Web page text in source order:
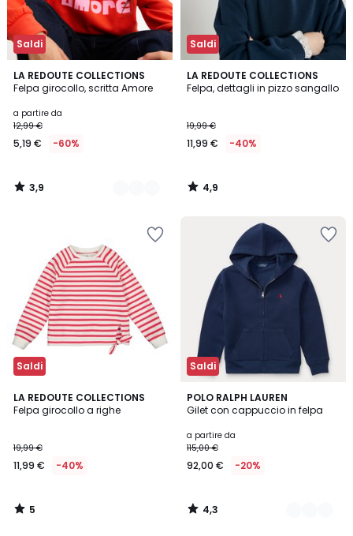
Saldi
LA REDOUTE COLLECTIONS
Felpa girocollo, scritta Amore
a partire da
12,99 €
5,19 € -60%
3,9
/ 5
2
Colori
3,9
/
Saldi
LA REDOUTE COLLECTIONS
Felpa, dettagli in pizzo sangallo
19,99 €
11,99 € -40%
4,9
/ 5
4,9
/
Saldi
LA REDOUTE COLLECTIONS
Felpa girocollo a righe
19,99 €
11,99 € -40%
5
/
5
/
Saldi
POLO RALPH LAUREN
Gilet con cappuccio in felpa
a partire da
115,00 €
92,00 € -20%
4,3
/ 5
2
Colori
4,3
/